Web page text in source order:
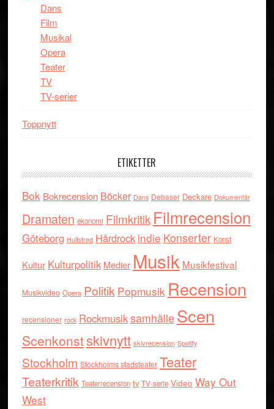
Dans
Film
Musikal
Opera
Teater
TV
TV-serier
Toppnytt
ETIKETTER
Bok Bokrecension Böcker Dans Debaser Deckare Dokumentär
Dramaten ekonomi Filmkritik Filmrecension
Göteborg Hultsfred Hårdrock indie Konserter Konst
Kultur Kulturpolitik Medier Musik Musikfestival
Musikvideo Opera Politik Popmusik Recension
recensioner rock RockmusiksamhälleScen
Scenkonstskivnytt skivrecension Spotify
Stockholm Stockholms stadsteater Teater
Teaterkritik Teaterrecension tv TV-serie Video Way Out
West